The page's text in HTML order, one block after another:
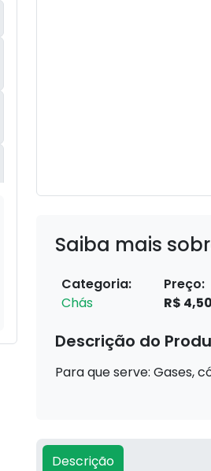
Saiba mais
Categoria:
Chás
Preço:
R$ 4,50
Descrição do
Para que serve: Gases,
Descrição